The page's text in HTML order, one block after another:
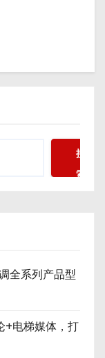
搜
索
全系列产品型
+电梯媒体，打